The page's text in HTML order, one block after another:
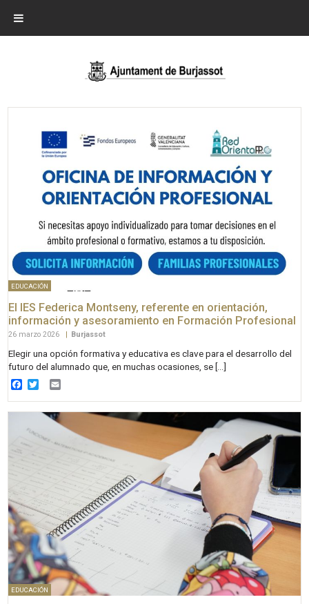
EDUCACIÓN
El IES Federica Montseny, referente en orientación,
información y asesoramiento en Formación Profesional
26 marzo 2026 Burjassot
Elegir una opción formativa y educativa es clave para el desarrollo del
futuro del alumnado que, en muchas ocasiones, se […]
Facebook
Twitter
EDUCACIÓN